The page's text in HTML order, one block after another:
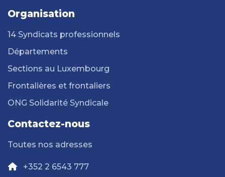
Organisation
14 Syndicats professionnels
Départements
Sections au Luxembourg
Frontalières et frontaliers
ONG Solidarité Syndicale
Contactez-nous
Toutes nos adresses
+352 2 6543 777